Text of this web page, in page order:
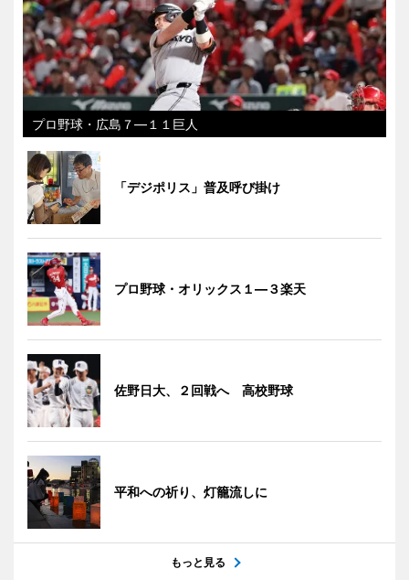
プロ野球・広島７―１１巨人
「デジポリス」普及呼び掛け
プロ野球・オリックス１―３楽天
佐野日大、２回戦へ 高校野球
平和への祈り、灯籠流しに
もっと見る